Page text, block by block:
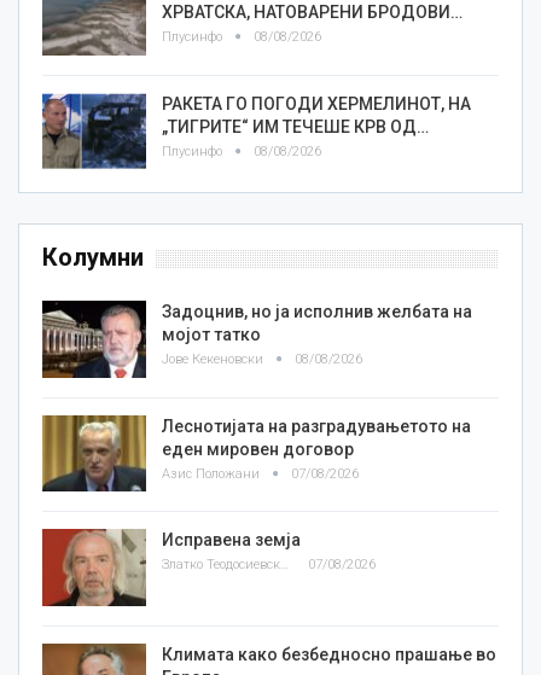
ХРВАТСКА, НАТОВАРЕНИ БРОДОВИ…
Плусинфо 08/08/2026
РАКЕТА ГО ПОГОДИ ХЕРМЕЛИНОТ, НА
„ТИГРИТЕ“ ИМ ТЕЧЕШЕ КРВ ОД…
Плусинфо 08/08/2026
Колумни
Задоцнив, но ја исполнив желбата на
мојот татко
Јове Кекеновски 08/08/2026
Леснотијата на разградувањетото на
еден мировен договор
Азис Положани 07/08/2026
Исправена земја
Златко Теодосиевски 07/08/2026
Климата како безбедносно прашање во